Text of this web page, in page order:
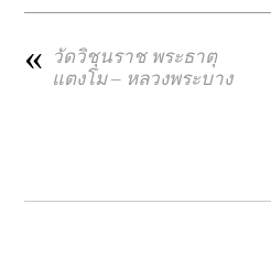
«
วัดวิชุนราช พระธาตุ
แตงโม – หลวงพระบาง